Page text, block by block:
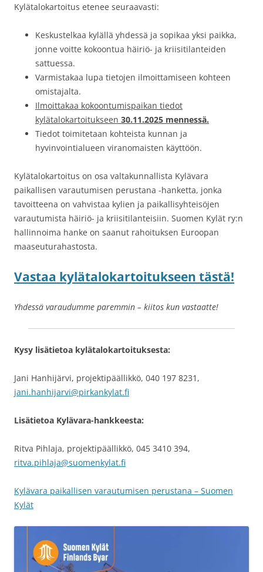
Kylätalokartoitus etenee seuraavasti:
Keskustelkaa kylällä yhdessä ja sopikaa yksi paikka,
jonne voitte kokoontua häiriö- ja kriisitilanteiden
sattuessa.
Varmistakaa lupa tietojen ilmoittamiseen kohteen
omistajalta.
Ilmoittakaa kokoontumispaikan tiedot
kylätalokartoitukseen 30.11.2025 mennessä.
Tiedot toimitetaan kohteista kunnan ja
hyvinvointialueen viranomaisten käyttöön.
Kylätalokartoitus on osa valtakunnallista Kylävara
paikallisen varautumisen perustana -hanketta, jonka
tavoitteena on vahvistaa kylien ja paikallisyhteisöjen
varautumista häiriö- ja kriisitilanteisiin. Suomen Kylät ry:n
hallinnoima hanke on saanut rahoituksen Euroopan
maaseuturahastosta.
Vastaa kylätalokartoitukseen tästä!
Yhdessä varaudumme paremmin – kiitos kun vastaatte!
Kysy lisätietoa kylätalokartoituksesta:
Jani Hanhijärvi, projektipäällikkö, 040 197 8231,
jani.hanhijarvi@pirkankylat.fi
Lisätietoa Kylävara-hankkeesta:
Ritva Pihlaja, projektipäällikkö, 045 3410 394,
ritva.pihlaja@suomenkylat.fi
Kylävara paikallisen varautumisen perustana – Suomen
Kylät